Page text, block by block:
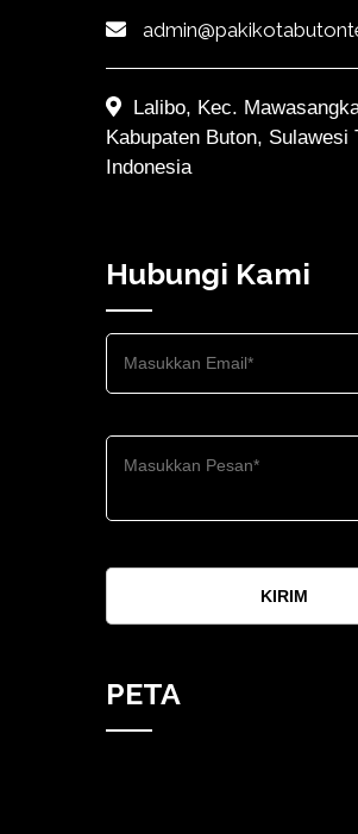
Lalibo, Kec.
Kabupaten Buton, Sulawesi
Indonesia
Hubungi Kami
KIRIM
PETA